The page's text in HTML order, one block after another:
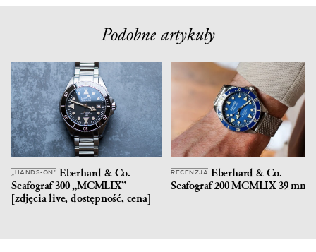
Podobne artykuły
„HANDS-ON” Eberhard & Co.
Scafograf 300 „MCMLIX”
[zdjęcia live, dostępność, cena]
RECENZJA Eberhard & Co.
Scafograf 200 MCMLIX 39 mm